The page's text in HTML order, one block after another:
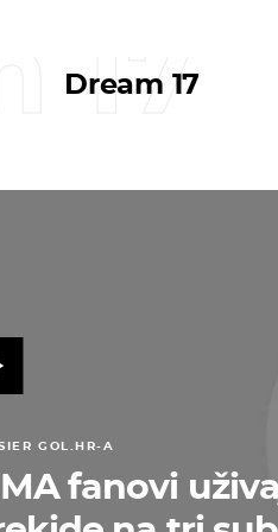
Dream 17
17
GOL.HR-A
fanovi